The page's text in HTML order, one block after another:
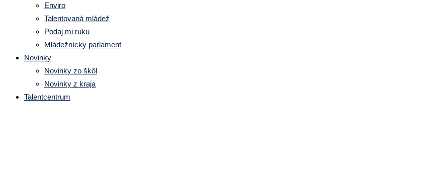
Enviro
Talentovaná mládež
Podaj mi ruku
Mládežnícky parlament
Novinky
Novinky zo škôl
Novinky z kraja
Talentcentrum